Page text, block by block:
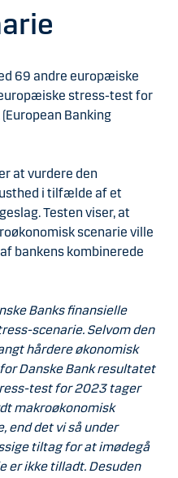
69 andre europæiske
stress-test for
Banking
at vurdere den
i tilfælde af et
Testen viser, at
scenarie ville
bankens kombinerede
Banks finansielle
scenarie. Selvom den
hårdere økonomisk
Danske Bank resultatet
test for 2023 tager
makroøkonomisk
end det vi så under
tiltag for at imødegå
er ikke tilladt. Desuden